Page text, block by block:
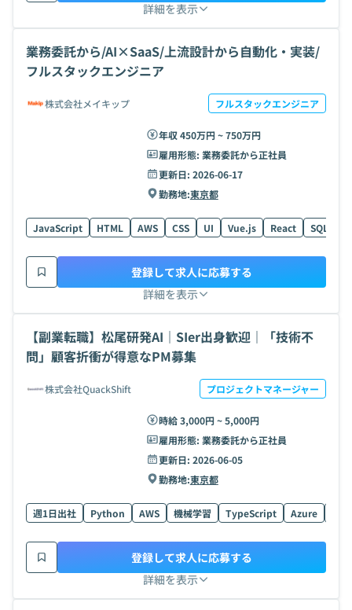
詳細を表示
業務委託から/AI×SaaS/上流設計から自動化・実装/
フルスタックエンジニア
株式会社メイキップ フルスタックエンジニア
年収 450万円 ~ 750万円
雇用形態: 業務委託から正社員
更新日: 2026-06-17
勤務地:東京都
JavaScript HTML AWS CSS UI Vue.js React SQL
詳細を表示
登録して求人に応募する
【副業転職】松尾研発AI｜SIer出身歓迎｜「技術不
問」顧客折衝が得意なPM募集
株式会社QuackShift プロジェクトマネージャー
時給 3,000円 ~ 5,000円
雇用形態: 業務委託から正社員
更新日: 2026-06-05
勤務地:東京都
週1日出社 Python AWS 機械学習 TypeScript Azure
詳細を表示
登録して求人に応募する